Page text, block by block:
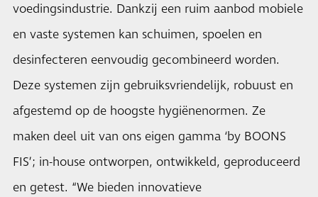
voedingsindustrie. Dankzij een ruim aanbod mobiele
en vaste systemen kan schuimen, spoelen en
desinfecteren eenvoudig gecombineerd worden.
Deze systemen zijn gebruiksvriendelijk, robuust en
afgestemd op de hoogste hygiënenormen. Ze
maken deel uit van ons eigen gamma ‘by BOONS
FIS’; in-house ontworpen, ontwikkeld, geproduceerd
en getest. “We bieden innovatieve